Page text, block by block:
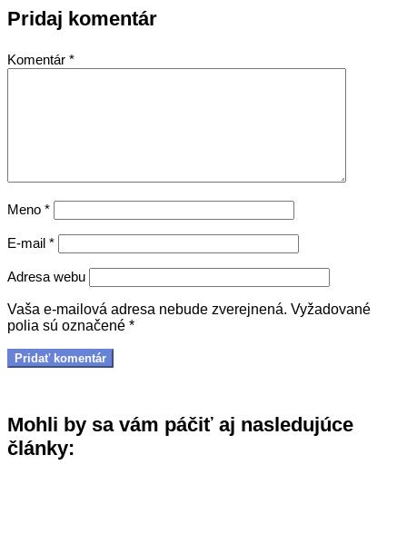
Pridaj komentár
Komentár *
Meno *
E-mail *
Adresa webu
Vaša e-mailová adresa nebude zverejnená. Vyžadované
polia sú označené *
Mohli by sa vám páčiť aj nasledujúce
články: